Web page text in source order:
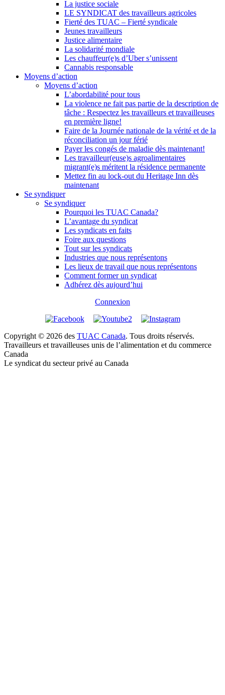
La justice sociale
LE SYNDICAT des travailleurs agricoles
Fierté des TUAC – Fierté syndicale
Jeunes travailleurs
Justice alimentaire
La solidarité mondiale
Les chauffeur(e)s d’Uber s’unissent
Cannabis responsable
Moyens d’action
Moyens d’action
L’abordabilité pour tous
La violence ne fait pas partie de la description de
tâche : Respectez les travailleurs et travailleuses
en première ligne!
Faire de la Journée nationale de la vérité et de la
réconciliation un jour férié
Payer les congés de maladie dès maintenant!
Les travailleur(euse)s agroalimentaires
migrant(e)s méritent la résidence permanente
Mettez fin au lock-out du Heritage Inn dès
maintenant
Se syndiquer
Se syndiquer
Pourquoi les TUAC Canada?
L’avantage du syndicat
Les syndicats en faits
Foire aux questions
Tout sur les syndicats
Industries que nous représentons
Les lieux de travail que nous représentons
Comment former un syndicat
Adhérez dès aujourd’hui
Connexion
Copyright © 2026 des TUAC Canada. Tous droits réservés.
Travailleurs et travailleuses unis de l’alimentation et du commerce
Canada
Le syndicat du secteur privé au Canada